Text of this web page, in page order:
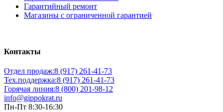
Гарантийный ремонт
Магазины с ограниченной гарантией
Контакты
Отдел продаж:8 (917) 261-41-73
Тех.поддержка:8 (917) 261-41-73
Горячая линия:8 (800) 201-98-12
info@gippokrat.ru
Пн-Пт 8:30-16:30